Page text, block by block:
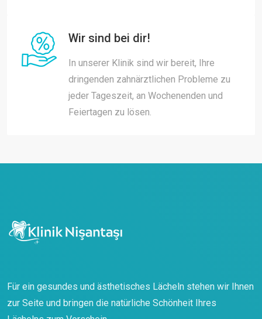
Wir sind bei dir!
In unserer Klinik sind wir bereit, Ihre
dringenden zahnärztlichen Probleme zu
jeder Tageszeit, an Wochenenden und
Feiertagen zu lösen.
Für ein gesundes und ästhetisches Lächeln stehen wir Ihnen
zur Seite und bringen die natürliche Schönheit Ihres